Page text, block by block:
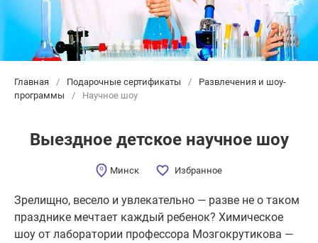
Главная / Подарочные сертификаты /
Развлечения и шоу-
программы
/ Научное шоу
Выездное детское научное шоу
Минск Избранное
Зрелищно, весело и увлекательно — разве не о таком
празднике мечтает каждый ребенок? Химическое
шоу от лаборатории профессора Мозгокрутикова —